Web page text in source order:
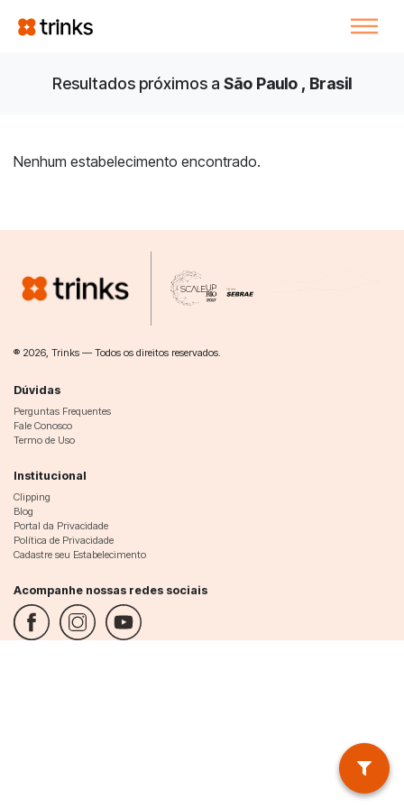
Resultados próximos a São Paulo , Brasil
Nenhum estabelecimento encontrado.
® 2026, Trinks — Todos os direitos reservados.
Dúvidas
Perguntas Frequentes
Fale Conosco
Termo de Uso
Institucional
Clipping
Blog
Portal da Privacidade
Política de Privacidade
Cadastre seu Estabelecimento
Acompanhe nossas redes sociais